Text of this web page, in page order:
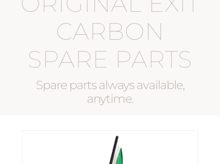
CARBON
SPARE PARTS
Spare parts always available,
anytime.